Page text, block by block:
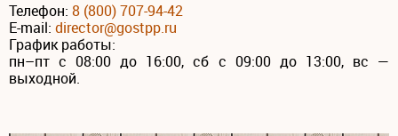
Телефон: 8 (800) 707-94-42
E-mail: director@gostpp.ru
График работы:
пн–пт с 08:00 до 16:00, сб с 09:00 до 13:00, вс —
выходной.